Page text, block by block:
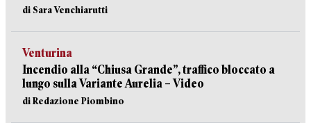
di Sara Venchiarutti
Venturina
Incendio alla “Chiusa Grande”, traffico bloccato a
lungo sulla Variante Aurelia – Video
di Redazione Piombino